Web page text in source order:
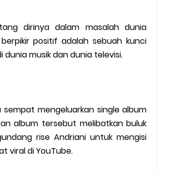
dirinya dalam masalah dunia
positif adalah sebuah kunci
dunia musik dan dunia televisi.
mengeluarkan single album
album tersebut melibatkan buluk
rise Andriani untuk mengisi
viral di YouTube.